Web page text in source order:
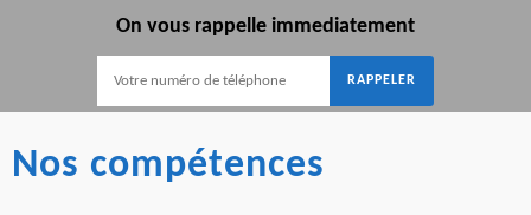
On vous rappelle immediatement
Nos compétences